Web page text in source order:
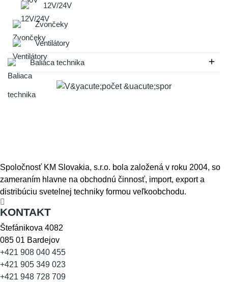
12V/24V
Zvončeky
Ventilátory
Baliaca technika 
Spoločnosť KM Slovakia, s.r.o. bola založená v roku 2004, so
zameraním hlavne na obchodnú činnosť, import, export a
distribúciu svetelnej techniky formou veľkoobchodu.
KONTAKT
Štefánikova 4082
085 01 Bardejov
+421 908 040 455
+421 905 349 023
+421 948 728 709